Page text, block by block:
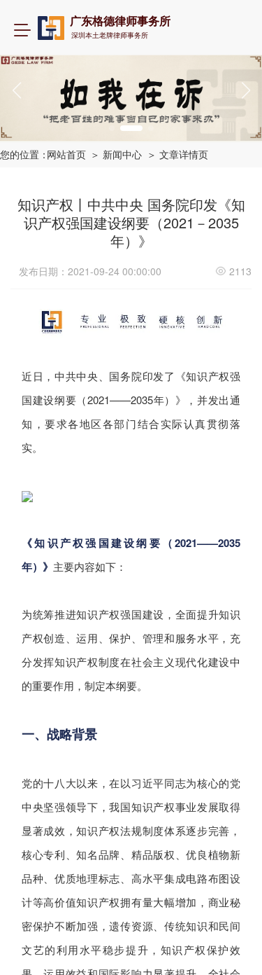
T
g
v
i
t
i
o
广东格德律师事务所
深圳本土老牌律师事务所
您的位置：网站首页 ＞ 新闻中心 ＞ 文章详情页
知识产权丨中共中央 国务院印发《知
识产权强国建设纲要（2021－2035
年）》
发布日期：2021-09-24 00:00:00 2113
近日，中共中央、国务院印发了《知识产权强
国建设纲要（2021——2035年）》，并发出通
知，要求各地区各部门结合实际认真贯彻落
实。
《知识产权强国建设纲要（2021——2035
年）》 主要内容如下：
为统筹推进知识产权强国建设，全面提升知识
产权创造、运用、保护、管理和服务水平，充
分发挥知识产权制度在社会主义现代化建设中
的重要作用，制定本纲要。
一、战略背景
党的十八大以来，在以习近平同志为核心的党
中央坚强领导下，我国知识产权事业发展取得
显著成效，知识产权法规制度体系逐步完善，
核心专利、知名品牌、精品版权、优良植物新
品种、优质地理标志、高水平集成电路布图设
计等高价值知识产权拥有量大幅增加，商业秘
密保护不断加强，遗传资源、传统知识和民间
文艺的利用水平稳步提升，知识产权保护效